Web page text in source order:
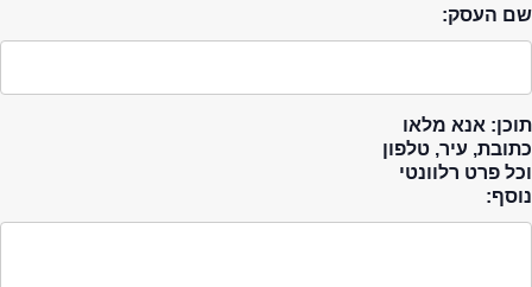
שם העסק:
תוכן: אנא מלאו
כתובת, עיר, טלפון
וכל פרט רלוונטי
נוסף: